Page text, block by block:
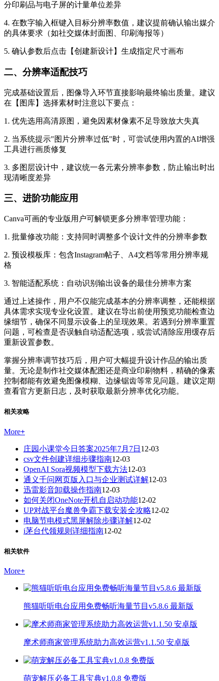
分印刷品与电子屏的计量单位差异
4. 在数字输入框键入目标分辨率数值，建议提前确认输出媒介
的具体要求（如社交媒体封面图、印刷海报等）
5. 确认参数后点击【创建新设计】生成指定尺寸画布
二、分辨率适配技巧
完成基础设置后，图像导入环节直接影响最终输出质量。建议
在【图库】选择素材时注意以下要点：
1. 优先选用高清原图，避免因素材像素不足导致放大失真
2. 当系统提示"图片分辨率过低"时，可尝试使用内置的AI增强
工具进行画质修复
3. 多图层设计中，建议统一各元素分辨率参数，防止输出时出
现清晰度差异
三、进阶功能应用
Canva可画的专业版用户可解锁更多分辨率管理功能：
1. 批量修改功能：支持同时调整多个设计文件的分辨率参数
2. 预设模板库：包含Instagram帖子、A4文档等常用分辨率规
格
3. 智能适配系统：自动识别输出设备的最佳分辨率方案
通过上述操作，用户不仅能完成基本的分辨率调整，还能根据
具体需求实现专业化设置。建议在导出前使用预览功能检查边
缘细节，确保不同显示设备上的呈现效果。若遇到分辨率重置
问题，可检查是否误触自动适配选项，或尝试清除应用缓存后
重新设置参数。
掌握分辨率调节技巧后，用户可大幅提升设计作品的输出质
量。无论是制作社交媒体配图还是商业印刷物料，精确的像素
控制都能有效避免图像模糊、边缘锯齿等常见问题。建议定期
查看官方更新日志，及时获取最新分辨率优化功能。
相关攻略
More+
庄园小课堂今日答案2025年7月7日 12-03
csv文件创建详细步骤指南12-03
OpenAI Sora视频模型下载方法12-03
通义千问网页版入口与企业测试详解12-03
迅雷影音卸载操作指南12-03
如何关闭OneNote开机自启动功能12-02
UP对战平台魔兽争霸下载安装全攻略12-02
电脑节电模式黑屏解除步骤详解12-02
i茅台代领规则详细指南12-02
相关软件
More+
熊猫听听电台应用免费畅听海量节目v5.8.6 最新版
摩术师商家管理系统助力高效运营v1.1.50 安卓版
萌宠解压必备工具宝典v1.0.8 免费版